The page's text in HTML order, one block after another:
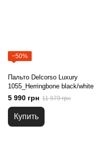
−50%
Пальто Delcorso Luxury
1055_Herringbone black/white
5 990 грн 11 979 грн
Купить